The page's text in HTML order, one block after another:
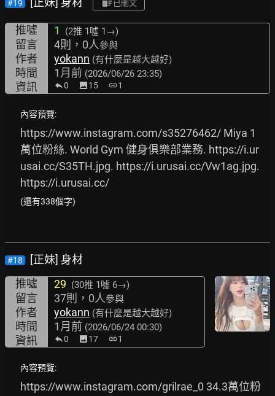
#19 已刪文
推噓 1 (2推 1噓 1→)
留言 4則，0人參與
作者 yokann (有什麼是越大越好)
時間 1月前 (2026/06/26 23:35)
資訊 0 image15 link1
內容預覽:
https://www.instagram.com/s35276462/ Miya 1
萬位粉絲. World Gym 健身俱樂部業務. https://i.ur
usai.cc/S35TH.jpg. https://i.urusai.cc/Vw1ag.jpg.
https://i.urusai.cc/
(還有338個字)
#18
[正妹] 身材
推噓
29 (30推 1噓 6→)
留言 37則，0人參與
作者 yokann (有什麼是越大越好)
時間 1月前 (2026/06/24 00:30)
資訊 0 image17 link1
內容預覽:
https://www.instagram.com/grilrae_0 34.3萬位粉